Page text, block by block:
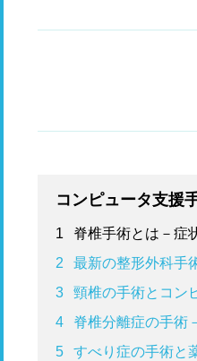
コンピュータ支援
1
脊椎手術とは－症
2
最新の整形外科手
3
頸椎の手術とコン
4
脊椎分離症の手術
5
すべり症の手術と